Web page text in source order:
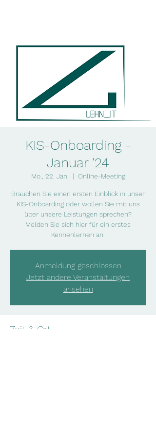
KIS-Onboarding -
Januar '24
Mo., 22. Jan.
  |
Online-Meeting
Brauchen Sie einen ersten Einblick in unser
KIS-Onboarding oder wollen Sie mit uns
über unsere Leistungen sprechen?
Melden Sie sich hier für ein erstes
Kennenlernen an.
Anmeldung geschlossen
Jetzt andere Veranstaltungen
ansehen
Zeit & Ort